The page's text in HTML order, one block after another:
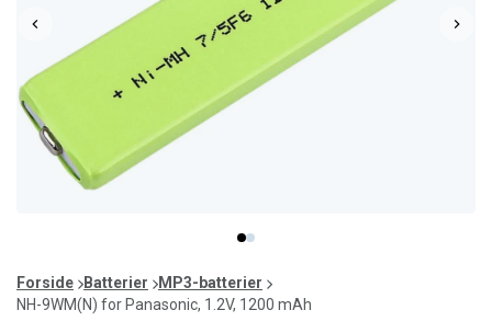
item
0
item
1
of
2
Forside Batterier
MP3-batterier
NH-9WM(N) for Panasonic, 1.2V, 1200 mAh